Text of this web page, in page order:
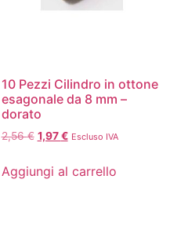
10 Pezzi Cilindro in ottone
esagonale da 8 mm –
dorato
2,56€ 1,97€ Escluso IVA
Aggiungi al carrello